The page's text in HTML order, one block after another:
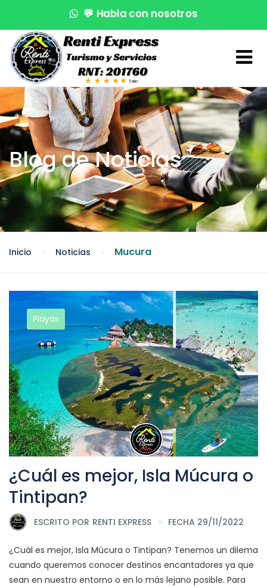
¡Reserva en segundos! 🚤 Atención VIP
💬 Habla con nosotros
Blog de Noticias
Inicio Noticias Mucura
Playas
¿Cuál es mejor, Isla Múcura o
Tintipan?
ESCRITO POR RENTI EXPRESS FECHA 29/11/2022
¿Cuál es mejor, Isla Múcura o Tintipan? Tenemos un dilema
cuando queremos conocer destinos encantadores ya que
sean en nuestro entorno o en lo más lejano posible. Para